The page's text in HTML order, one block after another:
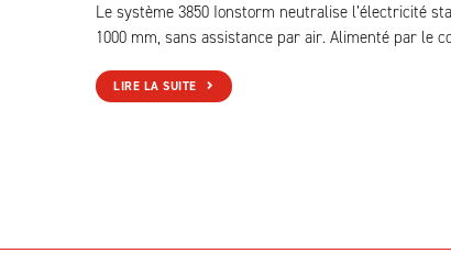
Le système 3850 Ionstorm neutralise l’électricité
1000 mm, sans assistance par air. Alimenté par le
LIRE LA SUITE